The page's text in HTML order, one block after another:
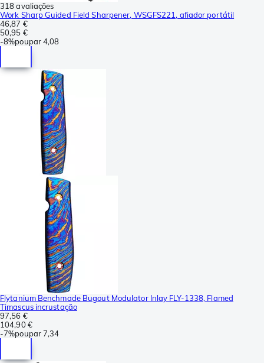
318 avaliações
Work Sharp Guided Field Sharpener, WSGFS221, afiador portátil
46,87 €
50,95 €
-8%poupar4,08
Flytanium Benchmade Bugout Modulator Inlay FLY-1338, Flamed
Timascus incrustação
97,56 €
104,90 €
-7%poupar7,34